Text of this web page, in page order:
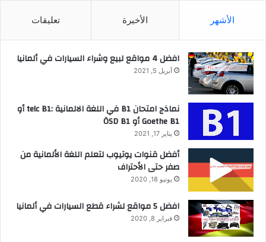
الأشهر الأخيرة تعليقات
افضل 4 مواقع لبيع وشراء السيارات في ألمانيا
أبريل 5, 2021
نماذج امتحان B1 في اللغة الالمانية :telc B1 أو
Goethe B1 أو ÖSD B1
يناير 17, 2021
أفضل قنوات يوتيوب لتعلم اللغة الألمانية من
صفر حتى الأحتراف
يونيو 18, 2020
افضل 5 مواقع لشراء قطع السيارات في ألمانيا
فبراير 8, 2020